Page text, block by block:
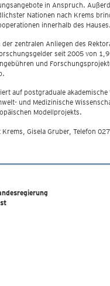
in Anspruch.
Nationen nach Krems
innerhalb des
zentralen Anliegen des
seit 2005 von
und
auf postgraduale
und Medizinische
Modellprojekts.
Gisela Gruber, Telefon